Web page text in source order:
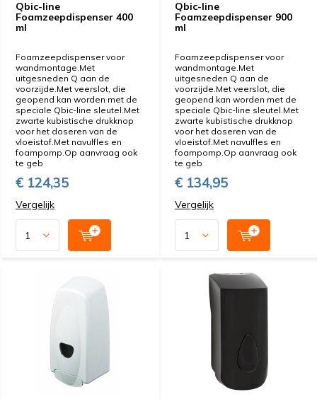
Qbic-line
Foamzeepdispenser 400
ml
Foamzeepdispenser voor
wandmontage.Met
uitgesneden Q aan de
voorzijde.Met veerslot, die
geopend kan worden met de
speciale Qbic-line sleutel.Met
zwarte kubistische drukknop
voor het doseren van de
vloeistof.Met navulfles en
foampomp.Op aanvraag ook
te geb
€ 124,35
Vergelijk
Qbic-line
Foamzeepdispenser 900
ml
Foamzeepdispenser voor
wandmontage.Met
uitgesneden Q aan de
voorzijde.Met veerslot, die
geopend kan worden met de
speciale Qbic-line sleutel.Met
zwarte kubistische drukknop
voor het doseren van de
vloeistof.Met navulfles en
foampomp.Op aanvraag ook
te geb
€ 134,95
Vergelijk